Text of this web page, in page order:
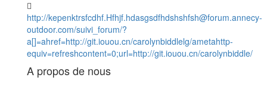
http://kepenktrsfcdhf.Hfhjf.hdasgsdfhdshshfsh@forum.annecy-
outdoor.com/suivi_forum/?
a[]=ahref=http://git.iouou.cn/carolynbiddlelg/ametahttp-
equiv=refreshcontent=0;url=http://git.iouou.cn/carolynbiddle/
A propos de nous